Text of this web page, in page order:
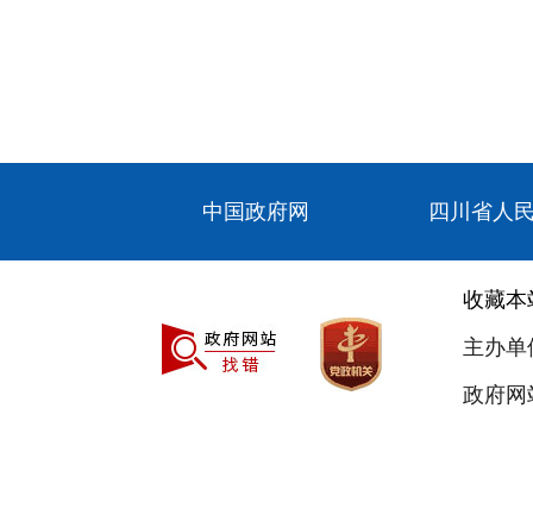
中国政府网 四川省人
收藏本
主办
政府网